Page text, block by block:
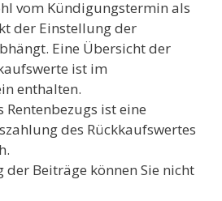
vom Kündigungstermin als
der Einstellung der
Eine Übersicht der
ist im
enthalten.
Rentenbezugs ist eine
des Rückkaufswertes
der Beiträge können Sie nicht